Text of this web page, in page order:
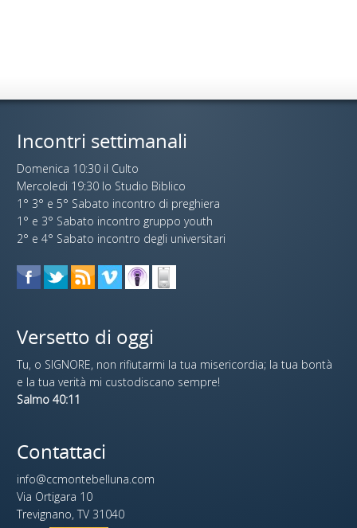
Incontri settimanali
Domenica 10:30 il Culto
Mercoledi 19:30 lo Studio Biblico
1° 3° e 5° Sabato incontro di preghiera
1° e 3° Sabato incontro gruppo youth
2° e 4° Sabato incontro degli universitari
Versetto di oggi
Tu, o SIGNORE, non rifiutarmi la tua misericordia; la tua bontà
e la tua verità mi custodiscano sempre!
Salmo 40:11
Contattaci
info@ccmontebelluna.com
Via Ortigara 10
Trevignano, TV 31040